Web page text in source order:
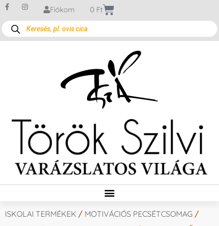
Fiókom 0 Ft
ISKOLAI TERMÉKEK / MOTIVÁCIÓS PECSÉTCSOMAG /